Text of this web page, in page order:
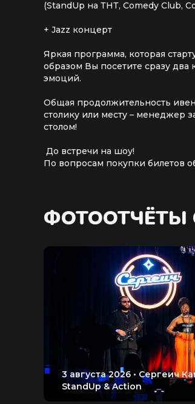
(StandUp на ТНТ, Comedy Club,
+ Jazz концерт
Яркая программа, которая
образом Вы посетите сразу
эмоций.
Общая продолжительность
столику или месту – менеджер
столом!
До встречи на шоу!
По вопросам покупки билетов
ФОТООТЧЁТЫ